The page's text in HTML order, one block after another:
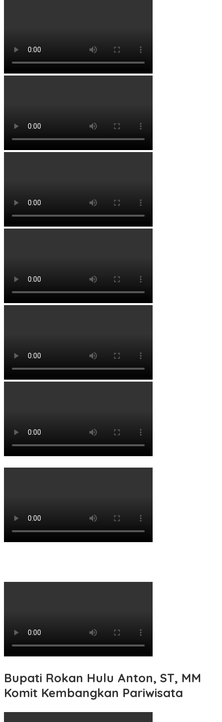
Bupati Rokan Hulu Anton, ST, MM
Komit Kembangkan Pariwisata